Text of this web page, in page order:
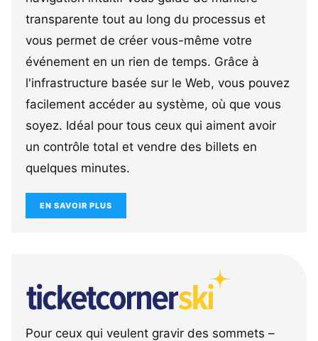
transparente tout au long du processus et
vous permet de créer vous-même votre
événement en un rien de temps. Grâce à
l'infrastructure basée sur le Web, vous pouvez
facilement accéder au système, où que vous
soyez. Idéal pour tous ceux qui aiment avoir
un contrôle total et vendre des billets en
quelques minutes.
EN SAVOIR PLUS
Pour ceux qui veulent gravir des sommets –